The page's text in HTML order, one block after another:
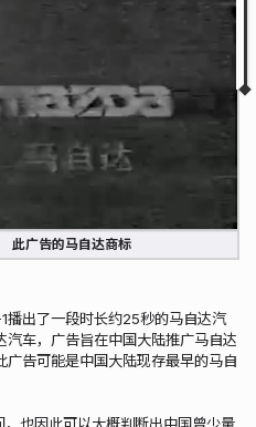
此广告的马自达商标
出了一段时长约25秒的马自达汽
车，广告旨在中国大陆推广马自达
告可能是中国大陆现存最早的马自
，也因此可以大概判断出中国曾少量